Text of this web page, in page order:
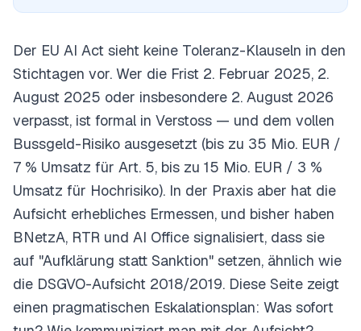
Der EU AI Act sieht keine Toleranz-Klauseln in den
Stichtagen vor. Wer die Frist 2. Februar 2025, 2.
August 2025 oder insbesondere 2. August 2026
verpasst, ist formal in Verstoss — und dem vollen
Bussgeld-Risiko ausgesetzt (bis zu 35 Mio. EUR /
7 % Umsatz für Art. 5, bis zu 15 Mio. EUR / 3 %
Umsatz für Hochrisiko). In der Praxis aber hat die
Aufsicht erhebliches Ermessen, und bisher haben
BNetzA, RTR und AI Office signalisiert, dass sie
auf "Aufklärung statt Sanktion" setzen, ähnlich wie
die DSGVO-Aufsicht 2018/2019. Diese Seite zeigt
einen pragmatischen Eskalationsplan: Was sofort